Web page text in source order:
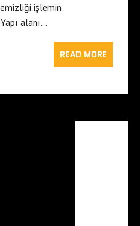
işlemin
alanı…
READ MORE